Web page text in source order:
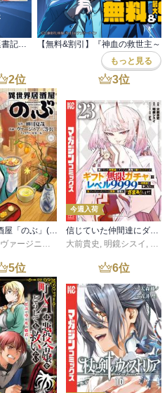
もっと見る
2位
異世界居酒屋「のぶ」(22)
ヴァージニア二等兵 ,転
3位
今週入荷
信じていた仲間達にダンジョン奥地で殺されかけたがギフト『無限ガチャ』でレベル９９９９の仲間達を手に入れて元パーティーメンバーと世界に復讐＆『ざまぁ！』します！（２３）
大前貴史 , 明鏡シスイ , ｔ
5位 6位